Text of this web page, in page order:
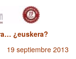
¿euskera?
19 septiembre 2013